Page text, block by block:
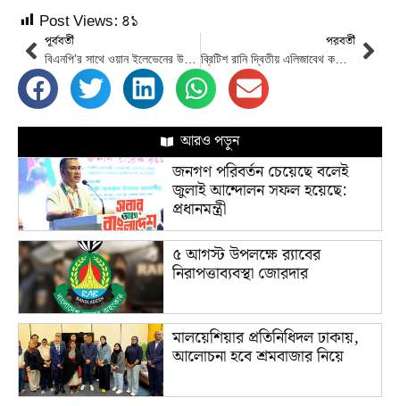
Post Views: ৪১
পূর্ববর্তী পরবর্তী
ব্রিটিশ রানি দ্বিতীয় এলিজাবেথ করোনায় আক্রান্ত
আরও পড়ুন
জনগণ পরিবর্তন চেয়েছে বলেই
জুলাই আন্দোলন সফল হয়েছে:
প্রধানমন্ত্রী
৫ আগস্ট উপলক্ষে র‌্যাবের
নিরাপত্তাব্যবস্থা জোরদার
মালয়েশিয়ার প্রতিনিধিদল ঢাকায়,
আলোচনা হবে শ্রমবাজার নিয়ে